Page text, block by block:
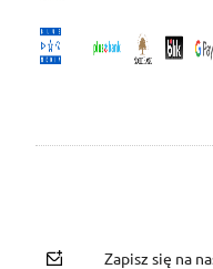
Zapisz się na